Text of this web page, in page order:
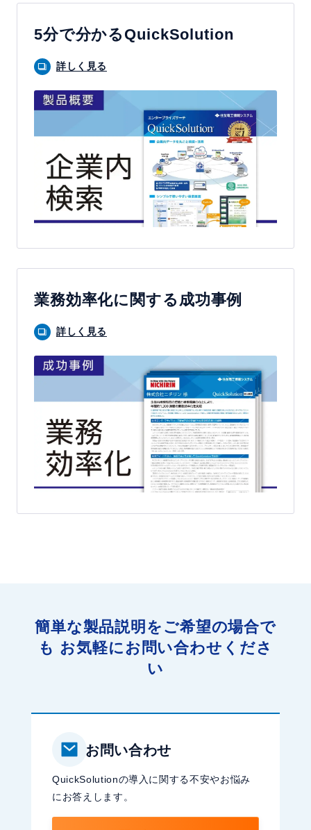
内
5分で分かるQuickSolution
詳しく見る
業務効率化に関する成功事例
詳しく見る
簡単な製品説明をご希望の場合で
も お気軽にお問い合わせくださ
い
お問い合わせ
QuickSolutionの導入に関する不安やお悩み
にお答えします。